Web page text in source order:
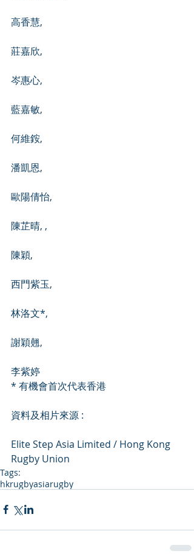
高香慧,
莊嘉欣,​
岑惠心,​
藍嘉敏,​
何維銨,
潘凱恩,​
歐陽倩怡,
陳芷晴, ,
陳穎,​
西門紫玉,
林洛文*,
謝穎翹,
李紫婷
* 有機會首次代表香港
資料及相片來源 :
Elite Step Asia Limited / Hong Kong
Rugby Union
Tags:
hkrugbyasiarugby